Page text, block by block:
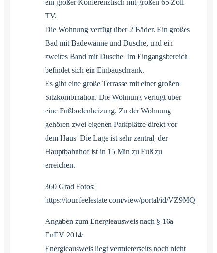
ein großer Konferenztisch mit großen 65 Zoll
TV.
Die Wohnung verfügt über 2 Bäder. Ein großes
Bad mit Badewanne und Dusche, und ein
zweites Band mit Dusche. Im Eingangsbereich
befindet sich ein Einbauschrank.
Es gibt eine große Terrasse mit einer großen
Sitzkombination. Die Wohnung verfügt über
eine Fußbodenheizung. Zu der Wohnung
gehören zwei eigenen Parkplätze direkt vor
dem Haus. Die Lage ist sehr zentral, der
Hauptbahnhof ist in 15 Min zu Fuß zu
erreichen.
360 Grad Fotos:
https://tour.feelestate.com/view/portal/id/VZ9MQ
Angaben zum Energieausweis nach § 16a
EnEV 2014:
Energieausweis liegt vermieterseits noch nicht